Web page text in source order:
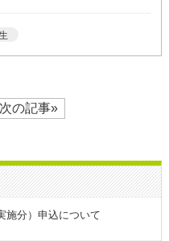
次の記事»
施分）申込について